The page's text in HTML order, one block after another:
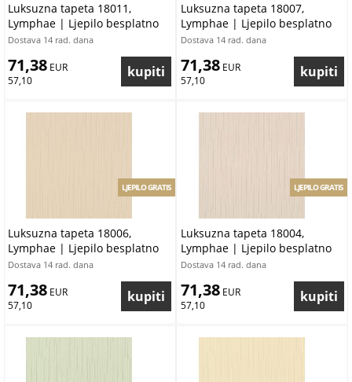
Luksuzna tapeta 18011,
Lymphae | Ljepilo besplatno
Dostava 14 rad. dana
71,38 EUR
57,10
Luksuzna tapeta 18007,
Lymphae | Ljepilo besplatno
Dostava 14 rad. dana
71,38 EUR
57,10
Luksuzna tapeta 18006,
Lymphae | Ljepilo besplatno
LJEPILO GRATIS
Dostava 14 rad. dana
71,38 EUR
57,10
Luksuzna tapeta 18004,
Lymphae | Ljepilo besplatno
LJEPILO GRATIS
Dostava 14 rad. dana
71,38 EUR
57,10